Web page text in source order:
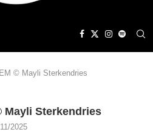
© Mayli Sterkendries
Mayli Sterkendries
2025